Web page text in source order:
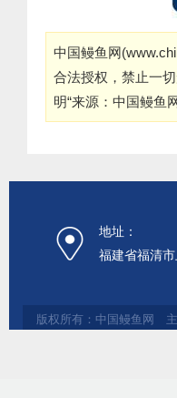
中国鳗鱼网(
合法授权，禁止一
明“来源：中国鳗鱼
地址：
福建省福清
版权所有：中国鳗鱼网